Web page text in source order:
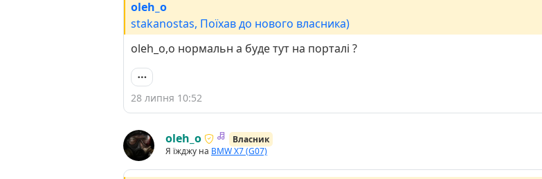
oleh_o
stakanostas, Поїхав до нового власника)
oleh_o,о нормальн а буде тут на порталі ?
28 липня 10:52
oleh_o
Власник
Я їжджу на BMW X7 (G07)